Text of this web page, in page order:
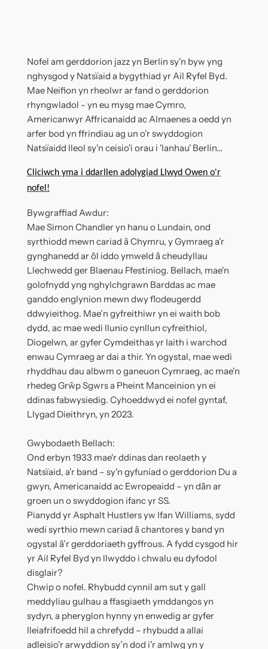
Nofel am gerddorion jazz yn Berlin sy'n byw yng
nghysgod y Natsïaid a bygythiad yr Ail Ryfel Byd.
Mae Neifion yn rheolwr ar fand o gerddorion
rhyngwladol - yn eu mysg mae Cymro,
Americanwyr Affricanaidd ac Almaenes a oedd yn
arfer bod yn ffrindiau ag un o'r swyddogion
Natsïaidd lleol sy'n ceisio'i orau i 'lanhau' Berlin...
Cliciwch yma i ddarllen adolygiad Llwyd Owen o'r
nofel!
Bywgraffiad Awdur:
Mae Simon Chandler yn hanu o Lundain, ond
syrthiodd mewn cariad â Chymru, y Gymraeg a'r
gynghanedd ar ôl iddo ymweld â cheudyllau
Llechwedd ger Blaenau Ffestiniog. Bellach, mae'n
golofnydd yng nghylchgrawn Barddas ac mae
ganddo englynion mewn dwy flodeugerdd
ddwyieithog. Mae’n gyfreithiwr yn ei waith bob
dydd, ac mae wedi llunio cynllun cyfreithiol,
Diogelwn, ar gyfer Cymdeithas yr Iaith i warchod
enwau Cymraeg ar dai a thir. Yn ogystal, mae wedi
rhyddhau dau albwm o ganeuon Cymraeg, ac mae'n
rhedeg Grŵp Sgwrs a Pheint Manceinion yn ei
ddinas fabwysiedig. Cyhoeddwyd ei nofel gyntaf,
Llygad Dieithryn, yn 2023.
Gwybodaeth Bellach:
Ond erbyn 1933 mae'r ddinas dan reolaeth y
Natsïaid, a'r band – sy'n gyfuniad o gerddorion Du a
gwyn, Americanaidd ac Ewropeaidd – yn dân ar
groen un o swyddogion ifanc yr SS.
Pianydd yr Asphalt Hustlers yw Ifan Williams, sydd
wedi syrthio mewn cariad â chantores y band yn
ogystal â’r gerddoriaeth gyffrous. A fydd cysgod hir
yr Ail Ryfel Byd yn llwyddo i chwalu eu dyfodol
disglair?
Chwip o nofel. Rhybudd cynnil am sut y gall
meddyliau gulhau a ffasgiaeth ymddangos yn
sydyn, a pheryglon hynny yn enwedig ar gyfer
lleiafrifoedd hil a chrefydd – rhybudd a allai
adleisio'r arwyddion sy’n dod i'r amlwg yn y